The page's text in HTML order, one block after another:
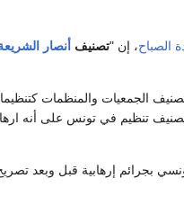
الصباح، إن "تصنيف أنصار
الجمعيات والمنظمات
تصنيف تنظيم في تونس على أنه
بجرائم إرهابية قبل وبعد